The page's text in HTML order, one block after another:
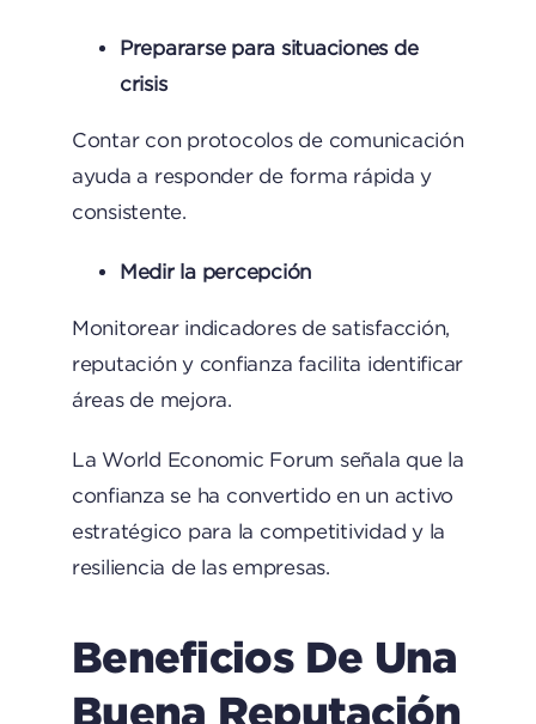
Prepararse para situaciones de
crisis
Contar con protocolos de comunicación
ayuda a responder de forma rápida y
consistente.
Medir la percepción
Monitorear indicadores de satisfacción,
reputación y confianza facilita identificar
áreas de mejora.
La World Economic Forum señala que la
confianza se ha convertido en un activo
estratégico para la competitividad y la
resiliencia de las empresas.
Beneficios De Una
Buena Reputación